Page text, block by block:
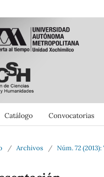
Catálogo Convocatorias
/ Archivos / Núm. 72